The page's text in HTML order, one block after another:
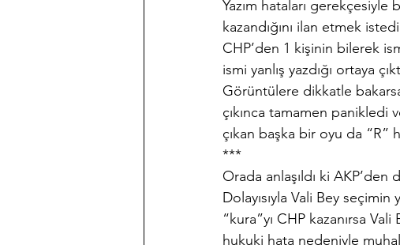
Yazım hataları
kazandığını ilan etmek
CHP’den 1 kişinin bilerek
ismi yanlış yazdığı ortaya
Görüntülere dikkatle
çıkınca tamamen panikledi
çıkan başka bir oyu da “R”
***
Orada anlaşıldı ki AKP’den
Dolayısıyla Vali Bey
“kura”yı CHP kazanırsa
hukuki hata nedeniyle